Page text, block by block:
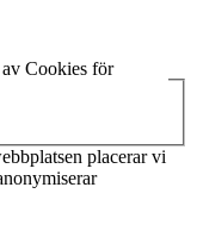
Cookies för
placerar vi